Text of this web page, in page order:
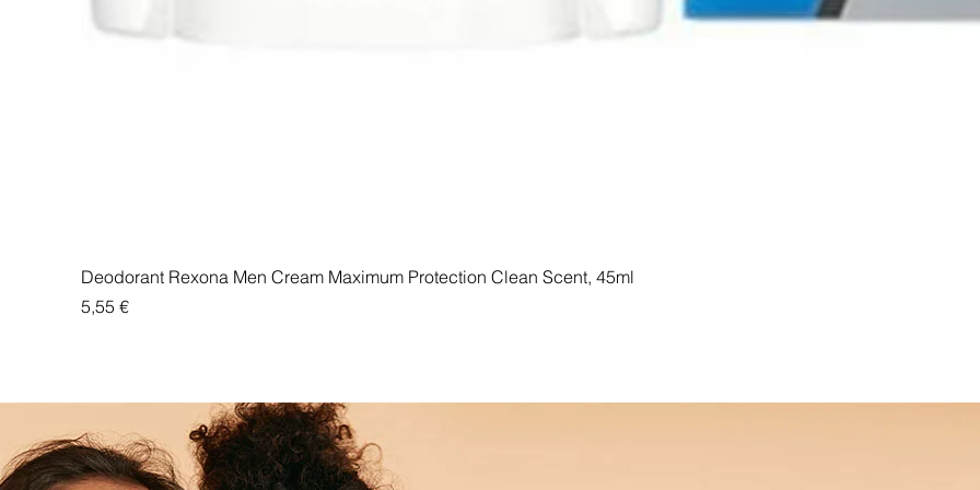
Deodorant Rexona Men Cream Maximum Protection Clean Scent, 45ml
Price
5,55 €